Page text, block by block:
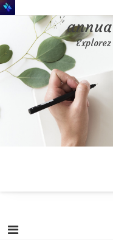
Aller
au